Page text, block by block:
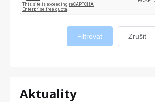
Filtrovat Zrušit
Aktuality